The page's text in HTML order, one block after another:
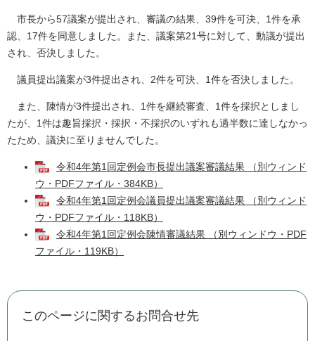
市長から57議案が提出され、審議の結果、39件を可決、1件を承
認、17件を同意しました。また、議案第21号に対して、動議が提出
され、否決しました。
議員提出議案が3件提出され、2件を可決、1件を否決しました。
また、陳情が3件提出され、1件を継続審査、1件を採択としまし
たが、1件は趣旨採択・採択・不採択のいずれも過半数に達しなかっ
たため、議決に至りませんでした。
令和4年第1回定例会市長提出議案審議結果 （別ウィンド
ウ・PDFファイル・384KB）
令和4年第1回定例会議員提出議案審議結果 （別ウィンド
ウ・PDFファイル・118KB）
令和4年第1回定例会陳情審議結果 （別ウィンドウ・PDF
ファイル・119KB）
このページに関するお問合せ先